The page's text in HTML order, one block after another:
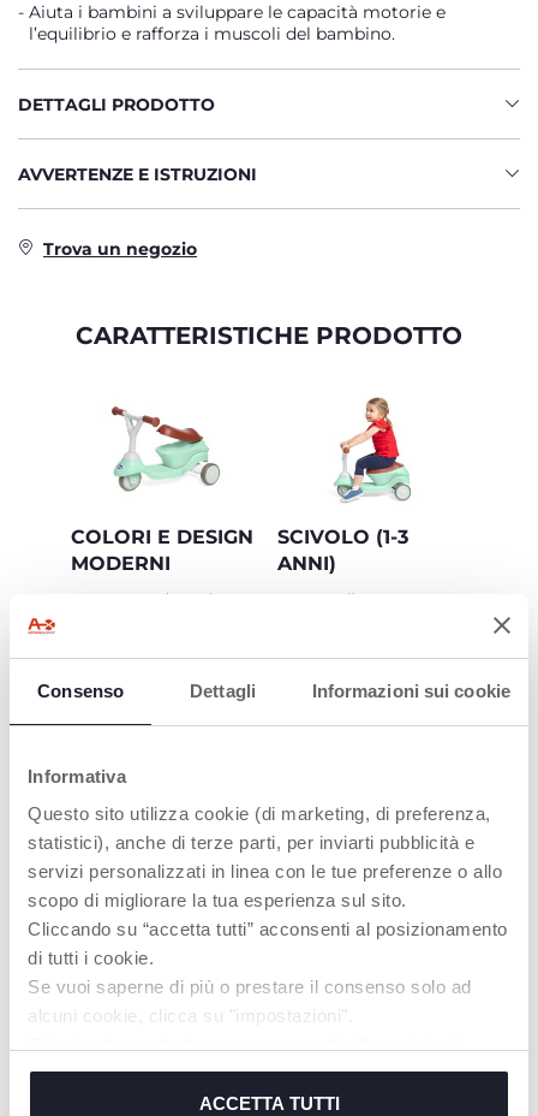
Consenso Dettagli Informazioni sui cookie
Informativa
Questo sito utilizza cookie (di marketing, di preferenza,
statistici), anche di terze parti, per inviarti pubblicità e
servizi personalizzati in linea con le tue preferenze o allo
scopo di migliorare la tua esperienza sul sito.
Cliccando su “accetta tutti” acconsenti al posizionamento
di tutti i cookie.
Se vuoi saperne di più o prestare il consenso solo ad
alcuni cookie, clicca su "impostazioni".
cookie tecnici, indispensabili per fruire del servizio
ACCETTA TUTTI
Aiuta i bambini a sviluppare le capacità motorie e
l’equilibrio e rafforza i muscoli del bambino.
DETTAGLI PRODOTTO
AVVERTENZE E ISTRUZIONI
Trova un negozio
CARATTERISTICHE PRODOTTO
COLORI E DESIGN
MODERNI
Con comoda seduta e
giocattoli preferiti
ovunque!
SCIVOLO (1-3
ANNI)
Le grandi ruote
guida fluida e
silenziosa.
PRODOTTI CHE POTREBBERO
INTERESSARTI